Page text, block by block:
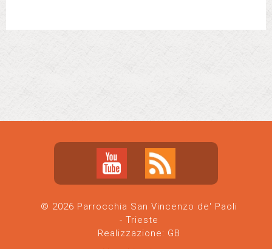
© 2026 Parrocchia San Vincenzo de' Paoli
- Trieste
Realizzazione: GB